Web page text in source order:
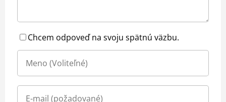
Chcem odpoveď na svoju spätnú väzbu.